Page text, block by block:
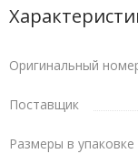
Оригинальный
Поставщик
Размеры в упаковке